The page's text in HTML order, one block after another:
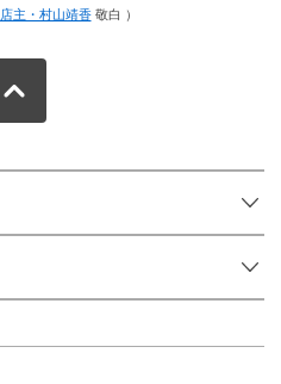
店主・村山靖香敬白 ）